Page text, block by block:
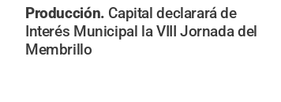
Producción. Capital declarará de
Interés Municipal la VIII Jornada del
Membrillo